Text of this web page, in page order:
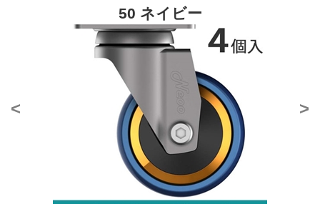
50 ネイビー
< >